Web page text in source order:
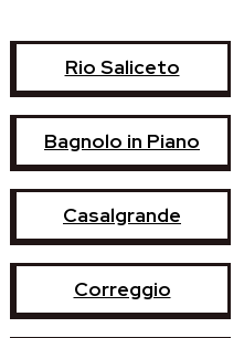
Rio Saliceto
Bagnolo in Piano
Casalgrande
Correggio